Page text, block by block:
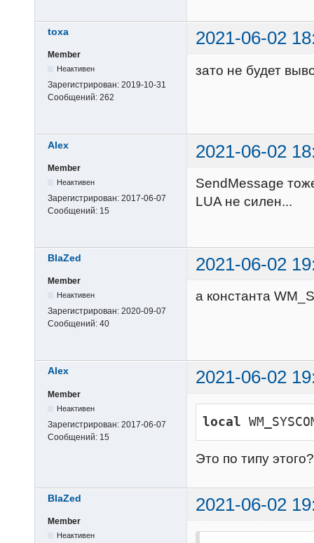
toxa 2021-06-02
Member
Неактивен
Зарегистрирован: 2019-10-31
Сообщений: 262
зато не будет
Alex 2021-06-02
Member
Неактивен
Зарегистрирован: 2017-06-07
Сообщений: 15
SendMessage
LUA не силен...
BlaZed 2021-06-02
Member
Неактивен
Зарегистрирован: 2020-09-07
Сообщений: 40
а константа
Alex 2021-06-02
Member
Неактивен
Зарегистрирован: 2017-06-07
Сообщений: 15
local
Это по типу
BlaZed 2021-06-02
Member
Неактивен